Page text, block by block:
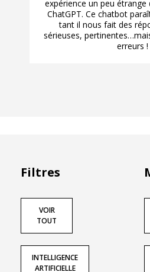
expérience un peu étrange
ChatGPT. Ce chatbot
tant il nous fait des
sérieuses,
erreurs !
Filtres
VOIR
TOUT
INTELLIGENCE
ARTIFICIELLE